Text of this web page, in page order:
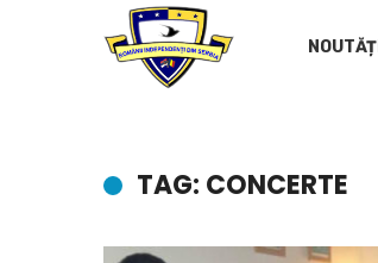
NOUTĂȚI
TAG: CONCERTE